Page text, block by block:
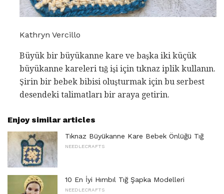
Kathryn Vercillo
Büyük bir büyükanne kare ve başka iki küçük
büyükanne kareleri tığ işi için tıknaz iplik kullanın.
Şirin bir bebek bibisi oluşturmak için bu serbest
desendeki talimatları bir araya getirin.
Enjoy similar articles
Tıknaz Büyükanne Kare Bebek Önlüğü Tığ
NEEDLECRAFTS
10 En İyi Hımbıl Tığ Şapka Modelleri
NEEDLECRAFTS